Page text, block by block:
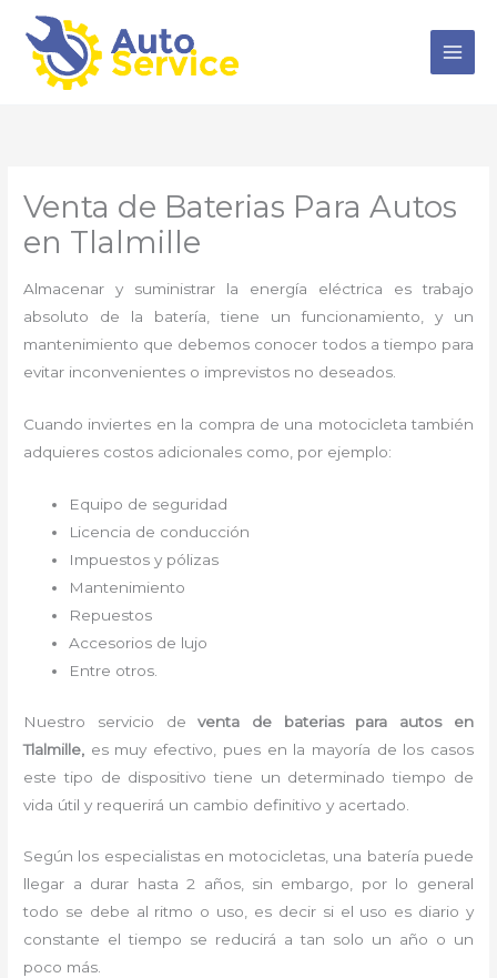
contenido
Venta de Baterias Para Autos
en Tlalmille
Almacenar y suministrar la energía eléctrica es trabajo
absoluto de la batería, tiene un funcionamiento, y un
mantenimiento que debemos conocer todos a tiempo para
evitar inconvenientes o imprevistos no deseados.
Cuando inviertes en la compra de una motocicleta también
adquieres costos adicionales como, por ejemplo:
Equipo de seguridad
Licencia de conducción
Impuestos y pólizas
Mantenimiento
Repuestos
Accesorios de lujo
Entre otros.
Nuestro servicio deventa de baterias para autos en
Tlalmille, es muy efectivo, pues en la mayoría de los casos
este tipo de dispositivo tiene un determinado tiempo de
vida útil y requerirá un cambio definitivo y acertado.
Según los especialistas en motocicletas, una batería puede
llegar a durar hasta 2 años, sin embargo, por lo general
todo se debe al ritmo o uso, es decir si el uso es diario y
constante el tiempo se reducirá a tan solo un año o un
poco más.